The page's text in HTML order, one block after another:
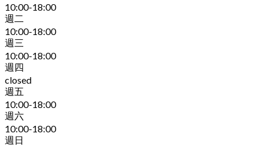
10:00-18:00
週二
10:00-18:00
週三
10:00-18:00
週四
closed
週五
10:00-18:00
週六
10:00-18:00
週日